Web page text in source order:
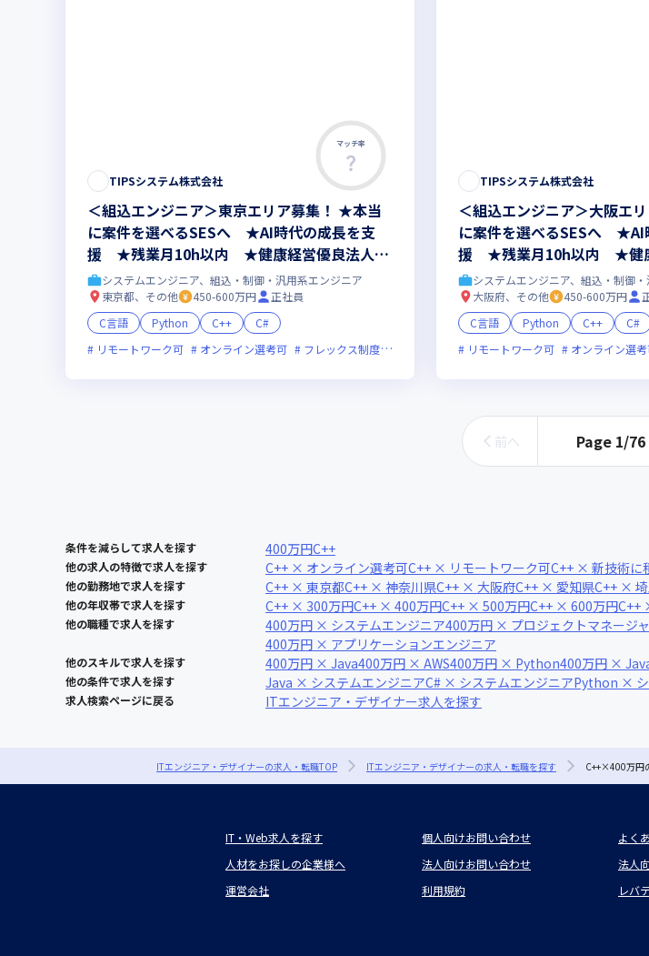
マッチ率
TIPSシステム株式会社
＜組込エンジニア＞東京エリア募集！ ★本当
に案件を選べるSESへ ★AI時代の成長を支
援 ★残業月10h以内 ★健康経営優良法人20
26認定
システムエンジニア、組込・制御・汎用系エンジニア
東京都、その他
450-600万円
正社員
C言語
Python C++
C#
リモートワーク可
オンライン選考可 フレックス制度あり 残業月20時間未満 女性エンジニアが活躍中
TIPSシステム株式会社
＜組込エンジニア＞大阪エ
に案件を選べるSESへ ★AI
援 ★残業月10h以内 ★健
26認定
システムエンジニア、組込・制御
大阪府、その他
450-600万円
C言語
Python C++
C#
リモートワーク可
オンライン選
前へ Page 1/76
条件を減らして求人を探す 400万円C++
他の求人の特徴で求人を探す C++ × オンライン選考可C++ × リモートワーク可C++ × 新技術に
他の勤務地で求人を探す C++ × 東京都C++ × 神奈川県C++ × 大阪府C++ × 愛知県C++ ×
他の年収帯で求人を探す C++ × 300万円C++ × 400万円C++ × 500万円C++ × 600万円C++
他の職種で求人を探す 400万円 × システムエンジニア400万円 × プロジェクトマネージ
400万円 × アプリケーションエンジニア
他のスキルで求人を探す 400万円 × Java400万円 × AWS400万円 × Python400万円 ×
他の条件で求人を探す Java × システムエンジニアC# × システムエンジニアPython × シ
求人検索ページに戻る ITエンジニア・デザイナー求人を探す
ITエンジニア・デザイナーの求人・転職TOP ITエンジニア・デザイナーの求人・転職を探す C++×400万円
IT・Web求人を探す 個人向けお問い合わせ よく
人材をお探しの企業様へ
法人向けお問い合わせ 法人
運営会社
利用規約 レバ